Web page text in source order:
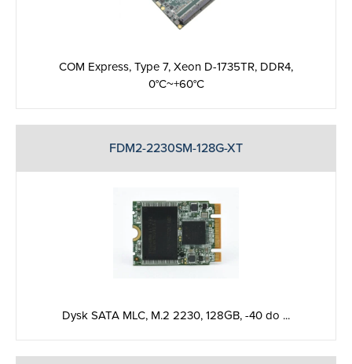
COM Express, Type 7, Xeon D-1735TR, DDR4,
0°C~+60°C
FDM2-2230SM-128G-XT
Dysk SATA MLC, M.2 2230, 128GB, -40 do ...